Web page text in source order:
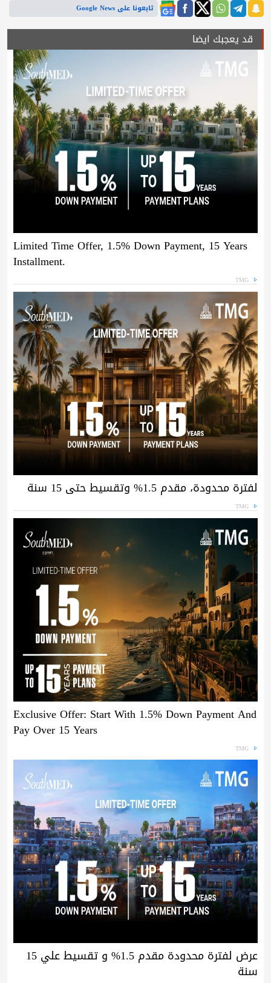
تابعونا على Google News
قد يعجبك ايضا
Limited Time Offer, 1.5% Down Payment, 15 Years
Installment.
TMG
لفترة محدودة، مقدم 1.5% وتقسيط حتى 15 سنة
TMG
Exclusive Offer: Start With 1.5% Down Payment And
Pay Over 15 Years
TMG
عرض لفترة محدودة مقدم 1.5% و تقسيط علي 15
سنة